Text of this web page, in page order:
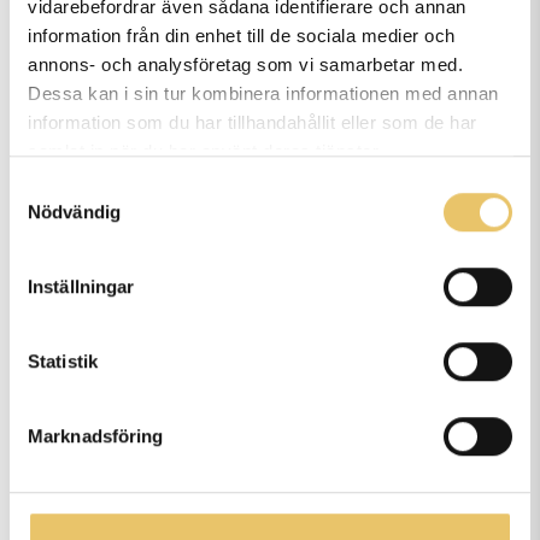
vidarebefordrar även sådana identifierare och annan
information från din enhet till de sociala medier och
annons- och analysföretag som vi samarbetar med.
Dessa kan i sin tur kombinera informationen med annan
information som du har tillhandahållit eller som de har
samlat in när du har använt deras tjänster.
Nödvändig
Inställningar
Statistik
Marknadsföring
Kan man delbetala era kurser?
Är löptikar välkomna på era